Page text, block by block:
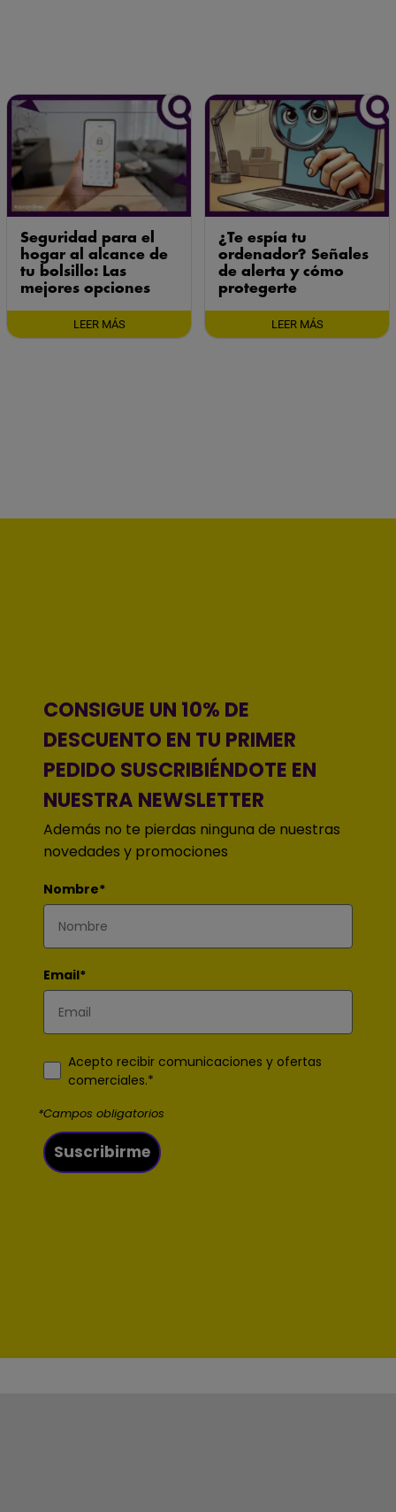
Seguridad para el
hogar al alcance de
tu bolsillo: Las
mejores opciones
LEER MÁS
¿Te espía tu
ordenador? Señales
de alerta y cómo
protegerte
LEER MÁS
CONSIGUE UN 10% DE
DESCUENTO EN TU PRIMER
PEDIDO SUSCRIBIÉNDOTE EN
NUESTRA NEWSLETTER
Además no te pierdas ninguna de nuestras
novedades y promociones
Nombre*
Email*
Acepto recibir comunicaciones y ofertas
comerciales.*
*Campos obligatorios
Suscribirme